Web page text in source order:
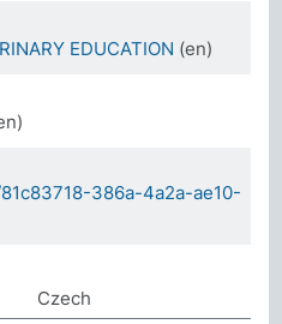
EDUCATION (en)
386a-4a2a-ae10-
Czech